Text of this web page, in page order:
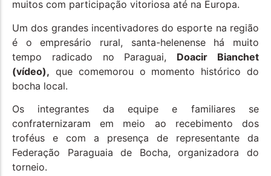
muitos com participação vitoriosa até na Europa.
Um dos grandes incentivadores do esporte na região
é o empresário rural, santa-helenense há muito
tempo radicado no Paraguai, Doacir Bianchet
(vídeo), que comemorou o momento histórico do
bocha local.
Os integrantes da equipe e familiares se
confraternizaram em meio ao recebimento dos
troféus e com a presença de representante da
Federação Paraguaia de Bocha, organizadora do
torneio.